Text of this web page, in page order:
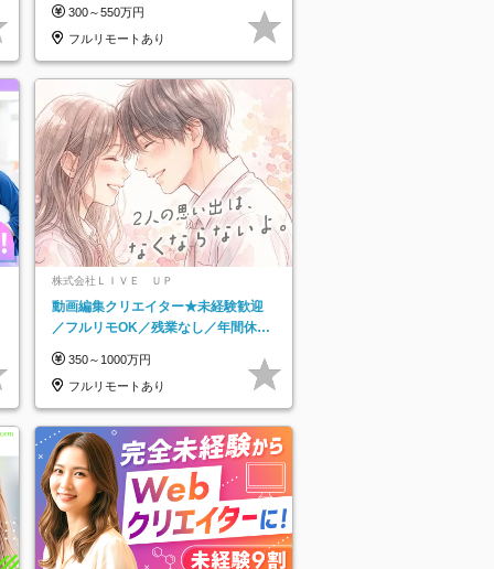
300～550万円
フルリモートあり
株式会社ＬＩＶＥ ＵＰ
動画編集クリエイター★未経験歓迎
／フルリモOK／残業なし／年間休日
実で安心
350～1000万円
フルリモートあり